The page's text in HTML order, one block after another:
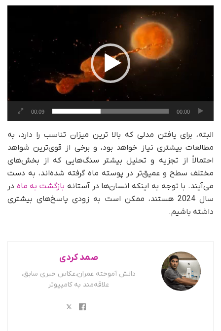
ویدیو
00:00
00:09
البته، برای یافتن مدلی که بالا ترین میزان تناسب را دارد، به
مطالعات بیشتری نیاز خواهد بود، و برخی از قوی‌ترین شواهد
احتمالاً از تجزیه و تحلیل بیشتر سنگ‌هایی که از بخش‌های
مختلف سطح و عمیق‌تر در پوسته ماه گرفته شده‌اند، به دست
می‌آیند. با توجه به اینکه انسان‌ها در آستانه بازگشت به ماه در
سال 2024 هستند، ممکن است به زودی پاسخ‌های بیشتری
داشته باشیم.
صمد کردی
دانش آموخته عمران،عکاس خبری سابق،
علاقه‌مند به کامپیوتر